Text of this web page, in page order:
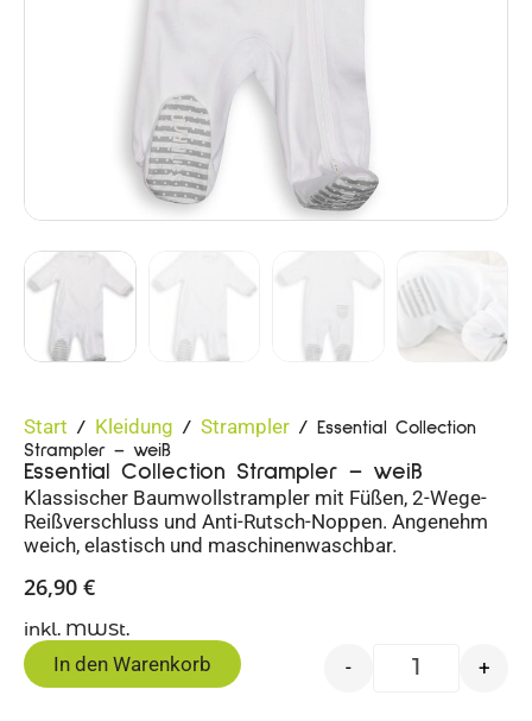
Start / Kleidung / Strampler / Essential Collection
Strampler – weiß
Essential Collection Strampler – weiß
Klassischer Baumwollstrampler mit Füßen, 2-Wege-
Reißverschluss und Anti-Rutsch-Noppen. Angenehm
weich, elastisch und maschinenwaschbar.
26,90 €
inkl. MWSt.
- +
In den Warenkorb